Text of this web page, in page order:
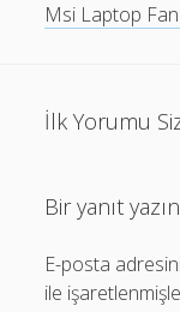
Msi Laptop
İlk Yorumu
Bir yanıt yazın
E-posta
ile